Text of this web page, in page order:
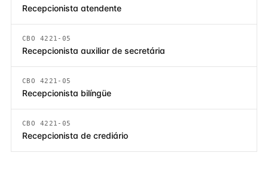
Recepcionista atendente
CBO 4221-05
Recepcionista auxiliar de secretária
CBO 4221-05
Recepcionista bilíngüe
CBO 4221-05
Recepcionista de crediário